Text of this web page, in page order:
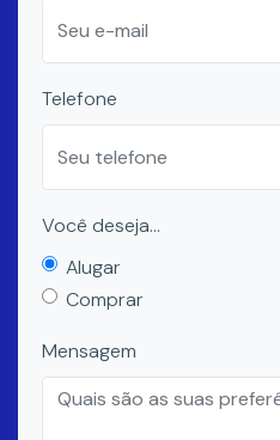
Telefone
Você deseja...
Alugar
Comprar
Mensagem